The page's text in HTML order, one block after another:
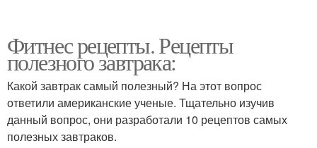
Фитнес рецепты. Рецепты
полезного завтрака:
Какой завтрак самый полезный? На этот вопрос
ответили американские ученые. Тщательно изучив
данный вопрос, они разработали 10 рецептов самых
полезных завтраков.